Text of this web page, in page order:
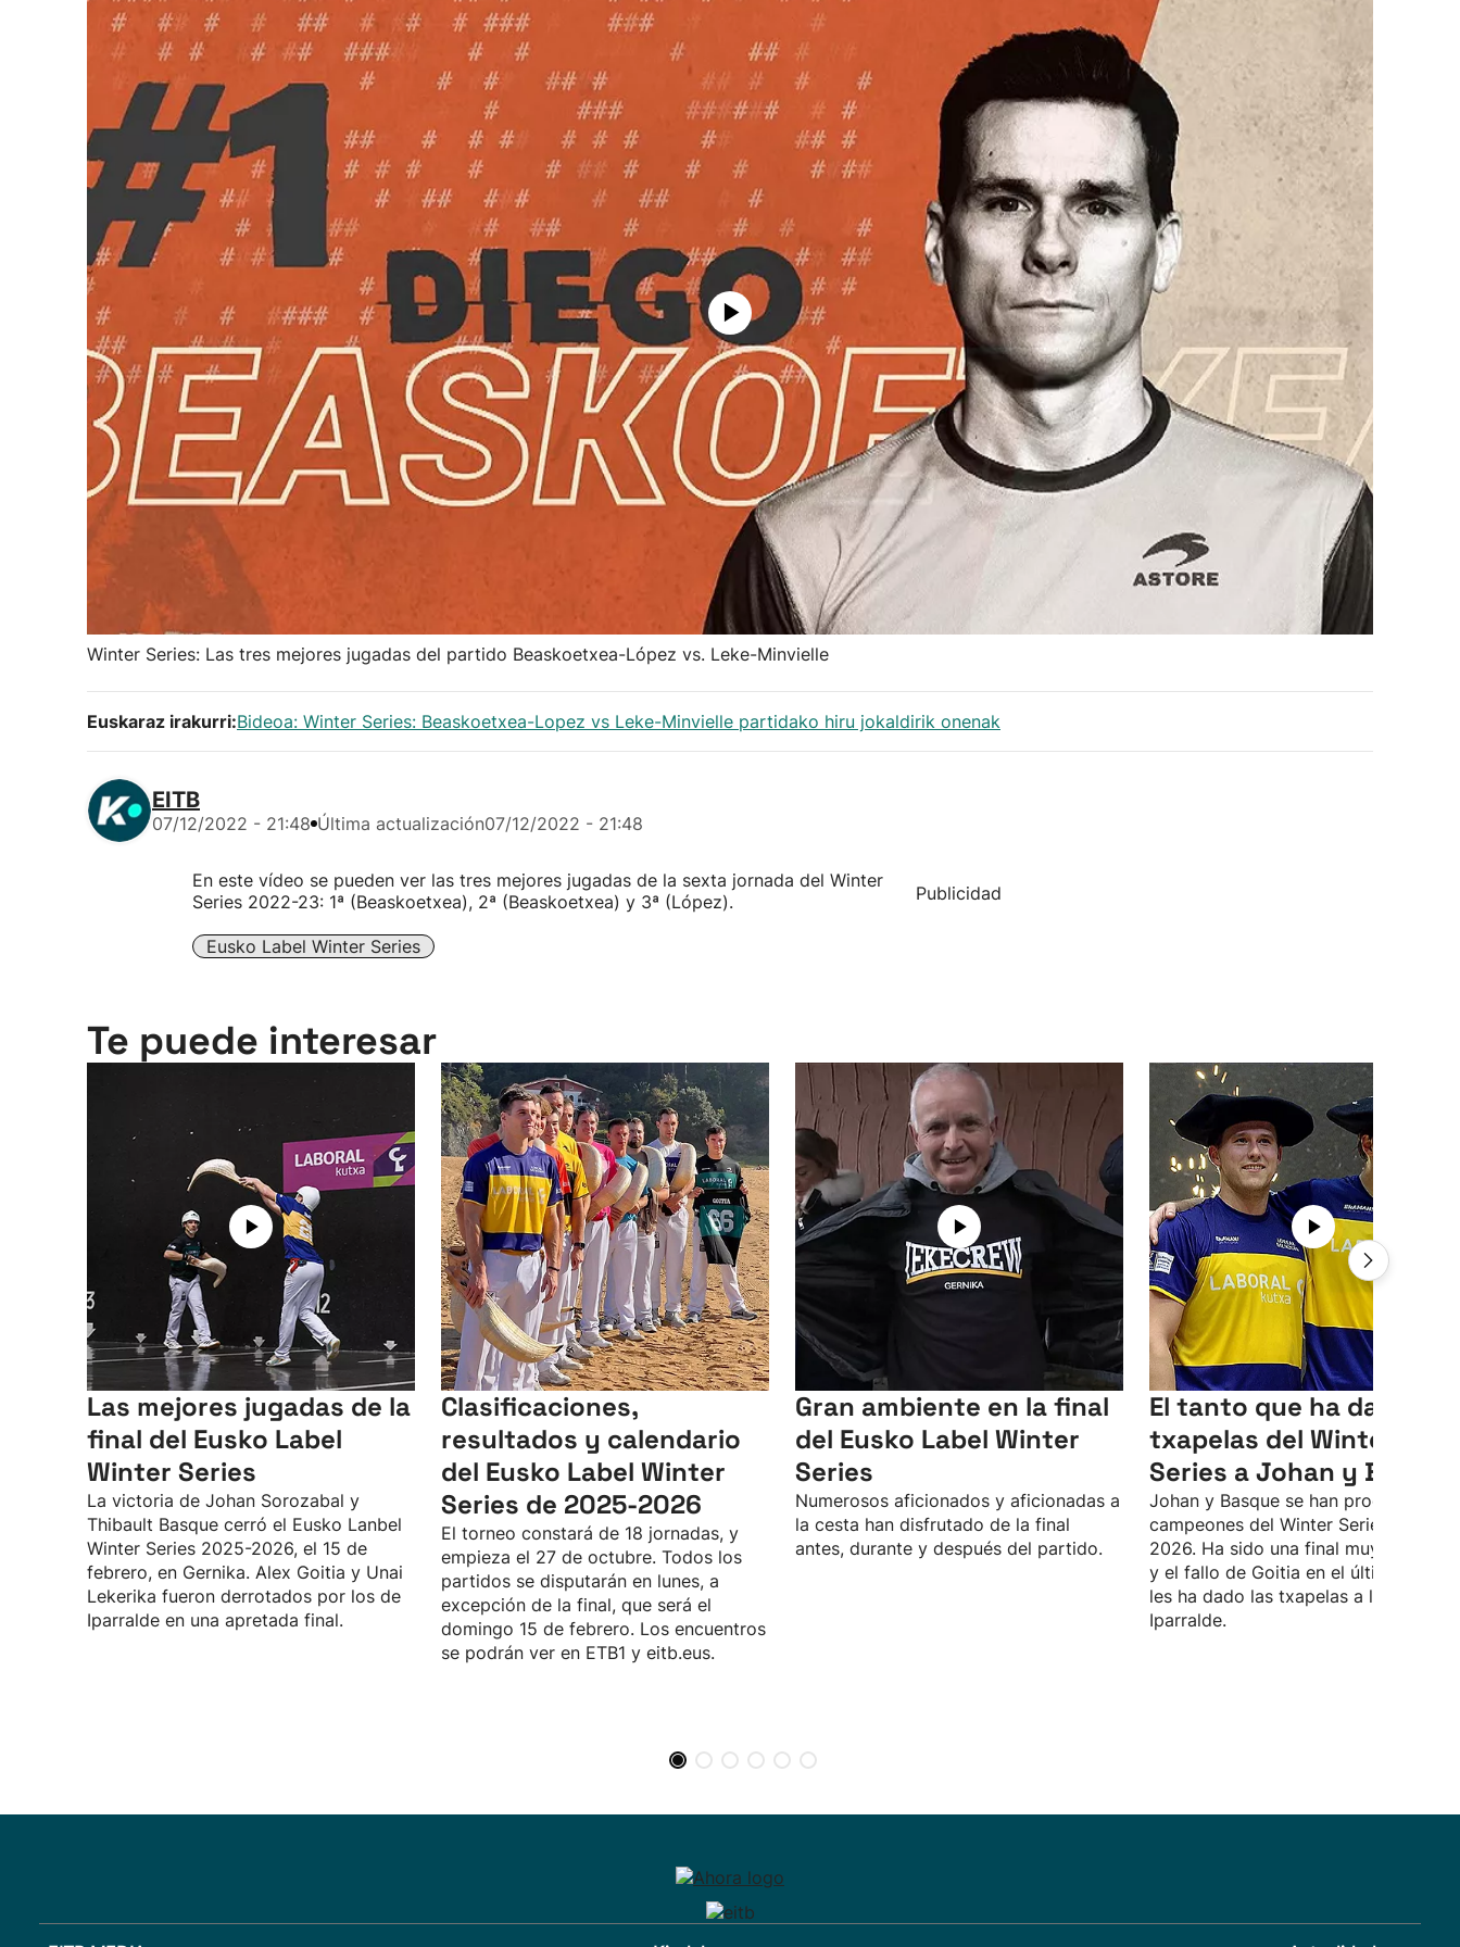
Winter Series: Las tres mejores jugadas del partido Beaskoetxea-López vs. Leke-Minvielle
Euskaraz irakurri:Bideoa: Winter Series: Beaskoetxea-Lopez vs Leke-Minvielle partidako hiru jokaldirik onenak
EITB
07/12/2022 - 21:48 Última actualización07/12/2022 - 21:48
En este vídeo se pueden ver las tres mejores jugadas de la sexta jornada del Winter
Series 2022-23: 1ª (Beaskoetxea), 2ª (Beaskoetxea) y 3ª (López).
Eusko Label Winter Series
Publicidad
Te puede interesar
Las mejores jugadas de la
final del Eusko Label
Winter Series
La victoria de Johan Sorozabal y
Thibault Basque cerró el Eusko Lanbel
Winter Series 2025-2026, el 15 de
febrero, en Gernika. Alex Goitia y Unai
Lekerika fueron derrotados por los de
Iparralde en una apretada final.
Clasificaciones,
resultados y calendario
del Eusko Label Winter
Series de 2025-2026
El torneo constará de 18 jornadas, y
empieza el 27 de octubre. Todos los
partidos se disputarán en lunes, a
excepción de la final, que será el
domingo 15 de febrero. Los encuentros
se podrán ver en ETB1 y eitb.eus.
Gran ambiente en la final
del Eusko Label Winter
Series
Numerosos aficionados y aficionadas a
la cesta han disfrutado de la final
antes, durante y después del partido.
El tanto que ha dado las
txapelas del Winter
Series a Johan y Basque
Johan y Basque se han proclamado
campeones del Winter Series 2025-
2026. Ha sido una final muy
y el fallo de Goitia en el último tanto
les ha dado las txapelas a los de
Iparralde.